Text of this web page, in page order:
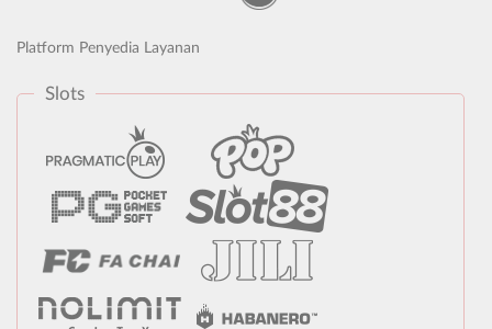
Platform Penyedia Layanan
Slots